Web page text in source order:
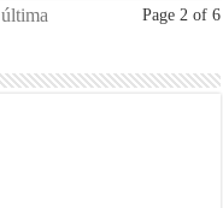
Page 2 of 6
última